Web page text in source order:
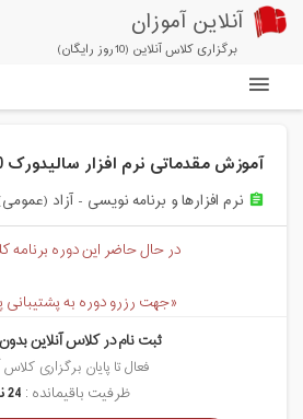
آنلاین آموزان
برگزاری کلاس آنلاین (10روز رایگان)
آزمون های آنلاین
خرید سرویس کلاس
پیشنهادهای ویژه
تخفیفهای مشارکتی
درباره ما
آموزش مقدماتی نرم افزار سالیدورک SolidWork 2020
assignment نرم افزارها و برنامه نویسی - آزاد
در حال حاضر این دوره برنامه
«جهت رزرو دوره به پشتیبانی
ثبت نام در کلاس آنلاین
فعال تا پایان برگزاری کلاس
ظرفیت باقیمانده : 24 نفر